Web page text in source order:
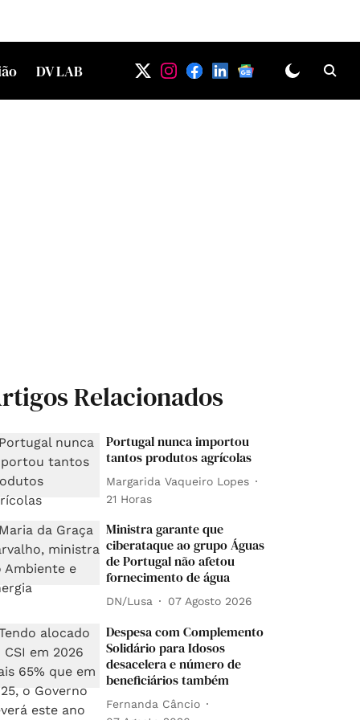
DV LAB
Relacionados
Portugal nunca importou
tantos produtos agrícolas
Margarida Vaqueiro Lopes
21 Horas
Ministra garante que
ciberataque ao grupo Águas
de Portugal não afetou
fornecimento de água
DN/Lusa 07 Agosto 2026
Despesa com Complemento
Solidário para Idosos
desacelera e número de
beneficiários também
Fernanda Câncio